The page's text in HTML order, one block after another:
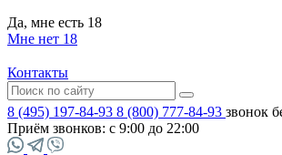
Да, мне есть 18
Мне нет 18
Контакты
8 (495) 197-84-93 8 (800) 777-84-93 звонок
Приём звонков: с 9:00 до 22:00